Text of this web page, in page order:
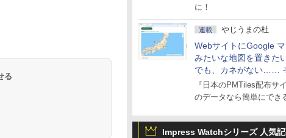
に！
連載 やじうまの杜
WebサイトにGoogle
みたいな地図を置きた
でも、カネがない……
な人に朗報！
『日本のPMTiles配布サイ
のデータなら簡単にでき
Impress Watchシリーズ 人気
る